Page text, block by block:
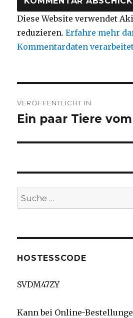
Diese Website verwendet
reduzieren.Erfahre mehr
Kommentardaten
VERÖFFENTLICHT IN
Ein paar Tiere
Suche
nach:
HOSTESSCODE
SVDM47ZY
Kann bei Online-